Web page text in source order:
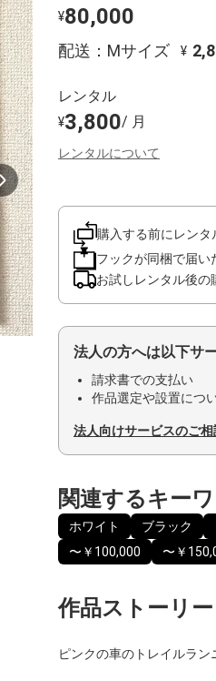
¥80,000
配送：Mサイズ ¥
レンタル
¥3,800/ 月
レンタルについて
購入する前にレンタ
フックが同梱で届い
お試しレンタル後の
法人の方へは以下サ
請求書での支払い
作品選定や設置につ
法人向けサービスのご
関連するキー
ホワイト ブラック
〜￥100,000
〜￥
作品ストーリー
ピンクの車のトレイルラン